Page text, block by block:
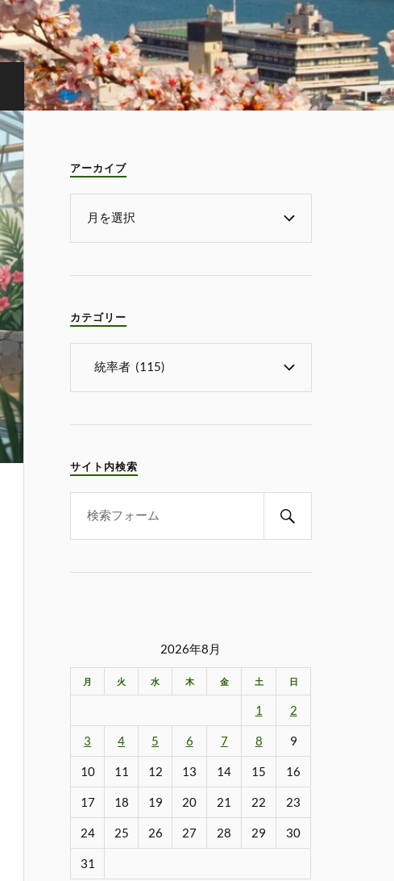
アーカイブ
カテゴリー
サイト内検索
2026年8月
月 火 水 木 金 土 日
1 2
3 4 5 6 7 8 9
10 11 12 13 14 15 16
17 18 19 20 21 22 23
24 25 26 27 28 29 30
31